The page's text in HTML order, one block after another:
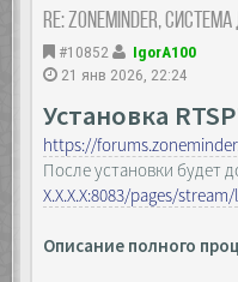
Re: Zoneminder,
#10852
IgorA100
21 янв 2026, 22:24
Установка
https://
После установки будет
Х.Х.Х.Х:8083/pages/
Описание полного